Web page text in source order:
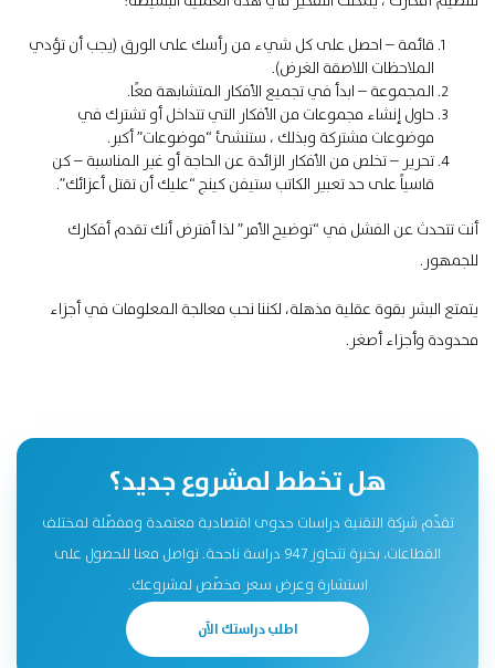
قائمة –احصل على كل شيء من رأسك على الورق (يجب أن تؤدي
الملاحظات اللاصقة الغرض).
المجموعة –ابدأ في تجميع الأفكار المتشابهة معًا.
حاول إنشاء مجموعات من الأفكار التي تتداخل أو تشترك في
موضوعات مشتركة وبذلك ، ستنشئ “موضوعات” أكبر.
تحرير –تخلص من الأفكار الزائدة عن الحاجة أو غير المناسبة – كن
قاسياً على حد تعبير الكاتب ستيفن كينج “عليك أن تقتل أعزائك”.
أنت تتحدث عن الفشل في “توضيح الأمر” لذا أفترض أنك تقدمأفكارك
للجمهور .
يتمتع البشر بقوة عقلية مذهلة، لكننا نحب معالجة المعلومات في أجزاء
محدودة وأجزاء أصغر.
هل تخطط لمشروع جديد؟
تقدّم شركة التقنية دراسات جدوى اقتصادية معتمدة ومفصّلة لمختلف
القطاعات، بخبرة تتجاوز 947 دراسة ناجحة. تواصل معنا للحصول على
استشارة وعرض سعر مخصّص لمشروعك.
اطلب دراستك الآن